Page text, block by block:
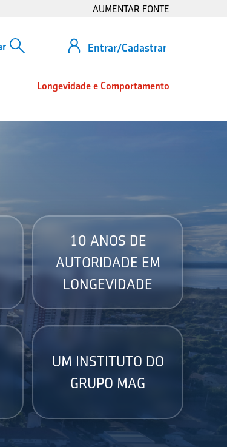
AUMENTAR FONTE
Entrar/Cadastrar
Longevidade e Comportamento
10 ANOS DE
AUTORIDADE EM
LONGEVIDADE
UM INSTITUTO DO
GRUPO MAG